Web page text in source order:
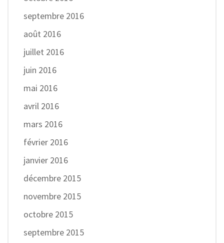
septembre 2016
août 2016
juillet 2016
juin 2016
mai 2016
avril 2016
mars 2016
février 2016
janvier 2016
décembre 2015
novembre 2015
octobre 2015
septembre 2015